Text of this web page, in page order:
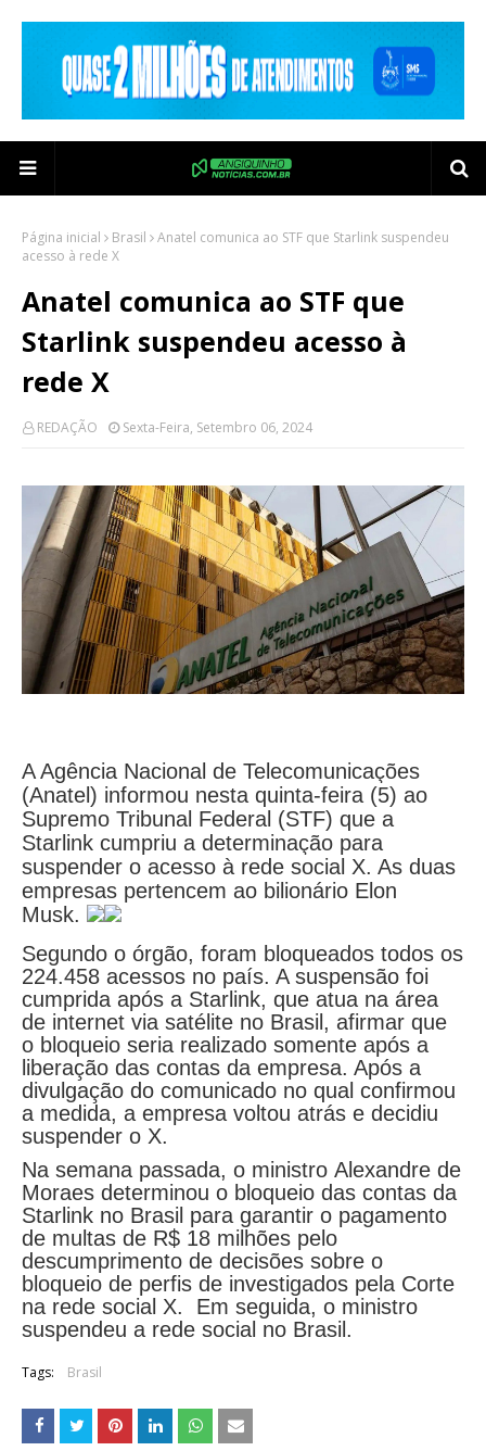
Página inicial Brasil
Anatel comunica ao STF que Starlink suspendeu
acesso à rede X
Anatel comunica ao STF que
Starlink suspendeu acesso à
rede X
REDAÇÃO Sexta-Feira, Setembro 06, 2024
A Agência Nacional de Telecomunicações
(Anatel) informou nesta quinta-feira (5) ao
Supremo Tribunal Federal (STF) que a
Starlink cumpriu a determinação para
suspender o acesso à rede social X. As duas
empresas pertencem ao bilionário Elon
Musk.
Segundo o órgão, foram bloqueados todos os
224.458 acessos no país. A suspensão foi
cumprida após a Starlink, que atua na área
de internet via satélite no Brasil, afirmar que
o bloqueio seria realizado somente após a
liberação das contas da empresa. Após a
divulgação do comunicado no qual confirmou
a medida, a empresa voltou atrás e decidiu
suspender o X.
Na semana passada, o ministro Alexandre de
Moraes determinou o bloqueio das contas da
Starlink no Brasil para garantir o pagamento
de multas de R$ 18 milhões pelo
descumprimento de decisões sobre o
bloqueio de perfis de investigados pela Corte
na rede social X. Em seguida, o ministro
suspendeu a rede social no Brasil.
Tags: Brasil